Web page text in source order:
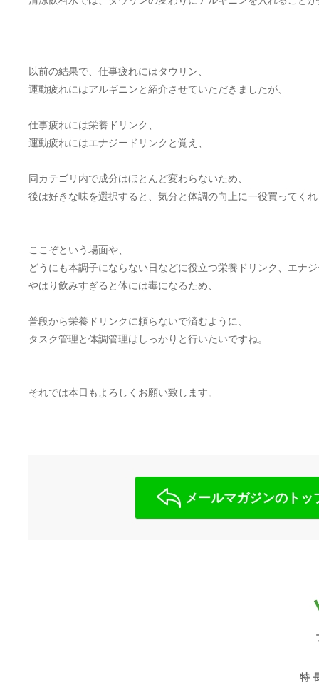
以前の結果で、仕事疲れにはタウリン、
運動疲れにはアルギニンと紹介させていただきましたが、
仕事疲れには栄養ドリンク、
運動疲れにはエナジードリンクと覚え、
同カテゴリ内で成分はほとんど変わらないため、
後は好きな味を選択すると、気分と体調の向上に一役買ってく
ここぞという場面や、
どうにも本調子にならない日などに役立つ栄養ドリンク、エナ
やはり飲みすぎると体には毒になるため、
普段から栄養ドリンクに頼らないで済むように、
タスク管理と体調管理はしっかりと行いたいですね。
それでは本日もよろしくお願い致します。
メールマガジンのトッ
特